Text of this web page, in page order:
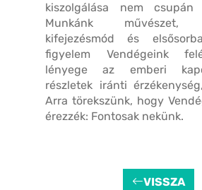
kiszolgálása nem csupán
Munkánk művészet,
kifejezésmód és
figyelem Vendégeink
lényege az emberi
részletek iránti
Arra törekszünk, hogy
érezzék: Fontosak nekünk.
VISSZA